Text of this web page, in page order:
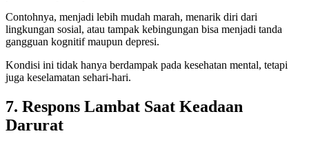
Contohnya, menjadi lebih mudah marah, menarik diri dari
lingkungan sosial, atau tampak kebingungan bisa menjadi tanda
gangguan kognitif maupun depresi.
Kondisi ini tidak hanya berdampak pada kesehatan mental, tetapi
juga keselamatan sehari-hari.
7. Respons Lambat Saat Keadaan
Darurat